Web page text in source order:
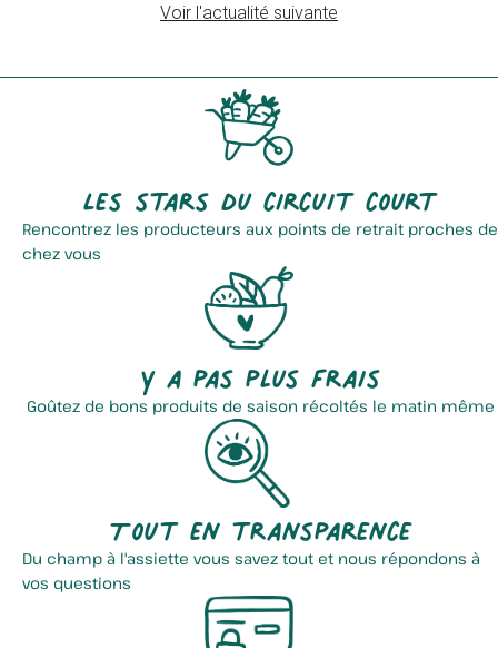
Jardinons Notre Santé Côté Ferme
Brasserie De La Peene Becque
Voir l'actualité suivante
Les stars du circuit court
Rencontrez les producteurs aux points de retrait proches de
chez vous
Y a pas plus frais
Goûtez de bons produits de saison récoltés le matin même
Tout en transparence
Du champ à l'assiette vous savez tout et nous répondons à
vos questions